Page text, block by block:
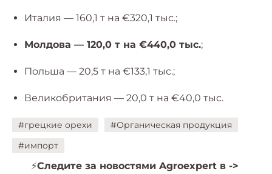
Италия — 160,1 т на €320,1 тыс.;
Молдова — 120,0 т на €440,0 тыс.;
Польша — 20,5 т на €133,1 тыс.;
Великобритания — 20,0 т на €40,0 тыс.
#грецкие орехи
#Органическая продукция
#импорт
⚡️Следите за новостями Agroexpert в ->